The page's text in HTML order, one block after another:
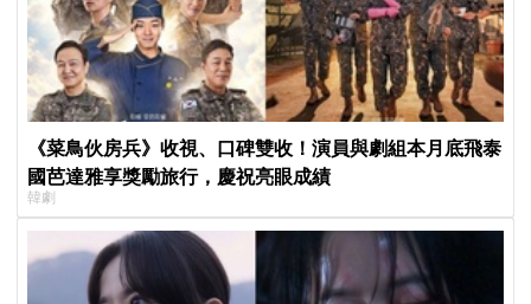
《菜鳥伙房兵》收視、口碑雙收！演員與劇組本月底飛泰
國芭達雅享獎勵旅行，慶祝亮眼成績
韓劇